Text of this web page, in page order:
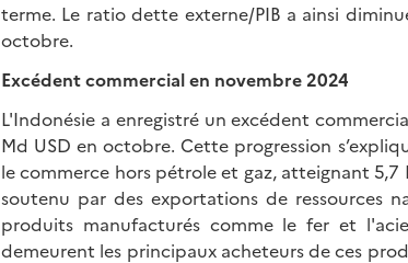
terme. Le ratio dette externe/PIB a ainsi
octobre.
Excédent commercial en novembre 2024
L'Indonésie a enregistré un excédent
Md USD en octobre. Cette progression
le commerce hors pétrole et gaz, atteignant
soutenu par des exportations de ressources
produits manufacturés comme le fer et
demeurent les principaux acheteurs de ces